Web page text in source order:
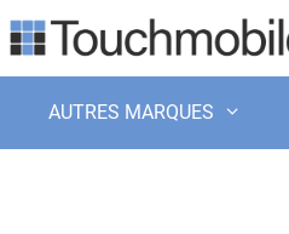
AUTRES MARQUES